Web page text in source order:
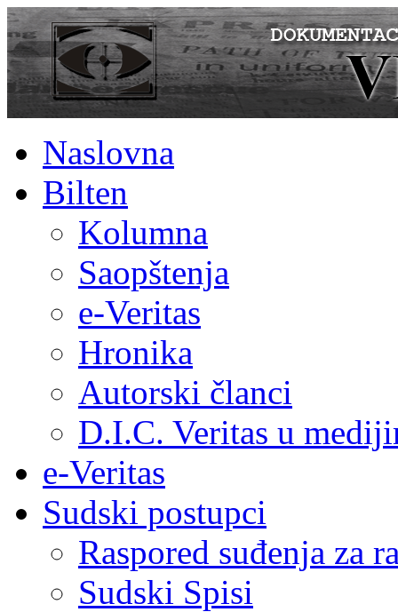
Naslovna
Bilten
Kolumna
Saopštenja
e-Veritas
Hronika
Autorski članci
D.I.C. Veritas u
e-Veritas
Sudski postupci
Raspored suđenja za
Sudski Spisi